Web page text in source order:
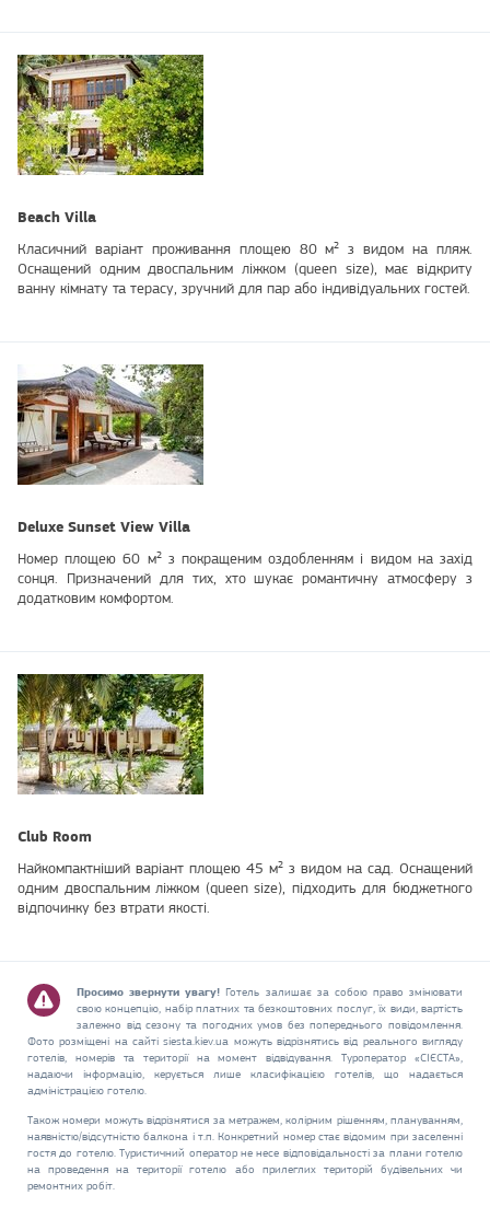
Beach Villa
Класичний варіант проживання площею 80 м² з видом на пляж.
Оснащений одним двоспальним ліжком (queen size), має відкриту
ванну кімнату та терасу, зручний для пар або індивідуальних гостей.
Deluxe Sunset View Villa
Номер площею 60 м² з покращеним оздобленням і видом на захід
сонця. Призначений для тих, хто шукає романтичну атмосферу з
додатковим комфортом.
Club Room
Найкомпактніший варіант площею 45 м² з видом на сад. Оснащений
одним двоспальним ліжком (queen size), підходить для бюджетного
відпочинку без втрати якості.
Просимо звернути увагу! Готель залишає за собою право змінювати
свою концепцію, набір платних та безкоштовних послуг, їх види, вартість
залежно від сезону та погодних умов без попереднього повідомлення.
Фото розміщені на сайті siesta.kiev.ua можуть відрізнятись від реального вигляду
готелів, номерів та території на момент відвідування. Туроператор «СІЄСТА»,
надаючи інформацію, керується лише класифікацією готелів, що надається
адміністрацією готелю.
Також номери можуть відрізнятися за метражем, колірним рішенням, плануванням,
наявністю/відсутністю балкона і т.п. Конкретний номер стає відомим при заселенні
гостя до готелю. Туристичний оператор не несе відповідальності за плани готелю
на проведення на території готелю або прилеглих територій будівельних чи
ремонтних робіт.